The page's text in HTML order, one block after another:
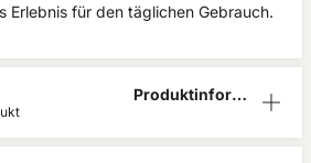
Erlebnis für den täglichen Gebrauch.
Produktinform